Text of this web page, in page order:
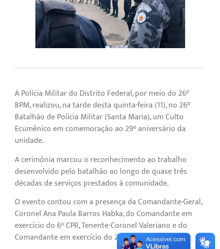
A Polícia Militar do Distrito Federal, por meio do 26°
BPM, realizou, na tarde desta quinta-feira (11), no 26°
Batalhão de Polícia Militar (Santa Maria), um Culto
Ecumênico em comemoração ao 29° aniversário da
unidade.
A cerimônia marcou o reconhecimento ao trabalho
desenvolvido pelo batalhão ao longo de quase três
décadas de serviços prestados à comunidade.
O evento contou com a presença da Comandante-Geral,
Coronel Ana Paula Barros Habka, do Comandante em
exercício do 6° CPR, Tenente-Coronel Valeriano e do
Comandante em exercício do 26° BPM, Major Harley.